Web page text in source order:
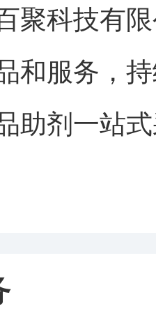
聚科技有
和服务，
助剂一站